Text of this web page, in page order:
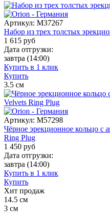
Артикул: M37267
Набор из трех толстых
1 615 руб
Дата отгрузки:
завтра (14:00)
Купить в 1 клик
Купить
3.5 см
Артикул: M57298
Чёрное эрекционное кольцо с
Ring Plug
1 450 руб
Дата отгрузки:
завтра (14:00)
Купить в 1 клик
Купить
Хит продаж
14.5 см
3 см